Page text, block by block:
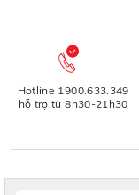
Hotline 1900.633.349
hỗ trợ từ 8h30-21h30